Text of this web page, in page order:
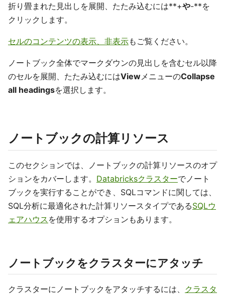
折り畳まれた見出しを展開、たたみ込むには**+や-**を
クリックします。
セルのコンテンツの表示、非表示もご覧ください。
ノートブック全体でマークダウンの見出しを含むセル以降
のセルを展開、たたみ込むにはView メニューのCollapse
all headingsを選択します。
ノートブックの計算リソース
このセクションでは、ノートブックの計算リソースのオプ
ションをカバーします。 Databricksクラスターでノート
ブックを実行することができ、SQLコマンドに関しては、
SQL分析に最適化された計算リソースタイプであるSQLウ
ェアハウス を使用するオプションもあります。
ノートブックをクラスターにアタッチ
クラスターにノートブックをアタッチするには、 クラスタ